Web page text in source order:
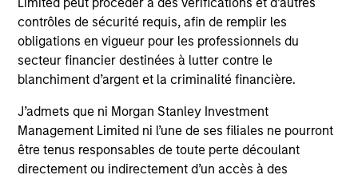
contrôles de sécurité requis, afin de remplir les
obligations en vigueur pour les professionnels du
secteur financier destinées à lutter contre le
blanchiment d’argent et la criminalité financière.
J’admets que ni Morgan Stanley Investment
Management Limited ni l’une de ses filiales ne pourront
être tenus responsables de toute perte découlant
directement ou indirectement d’un accès à des